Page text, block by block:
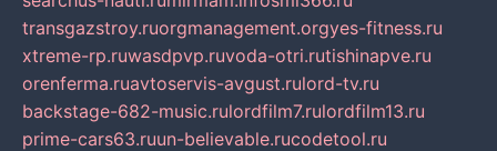
transgazstroy.ruorgmanagement.orgyes-fitness.ru
xtreme-rp.ruwasdpvp.ruvoda-otri.rutishinapve.ru
orenferma.ruavtoservis-avgust.rulord-tv.ru
backstage-682-music.rulordfilm7.rulordfilm13.ru
prime-cars63.ruun-believable.rucodetool.ru